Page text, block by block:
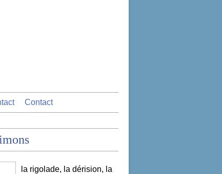
Contact
la rigolade, la dérision, la